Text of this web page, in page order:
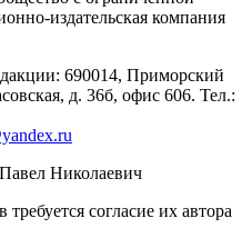
издательская компания
690014, Приморский
д. 36б, офис 606. Тел.:
Николаевич
согласие их автора